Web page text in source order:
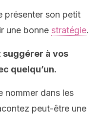
présenter son petit
une bonne stratégie.
suggérer à vos
quelqu’un.
nommer dans les
peut-être une